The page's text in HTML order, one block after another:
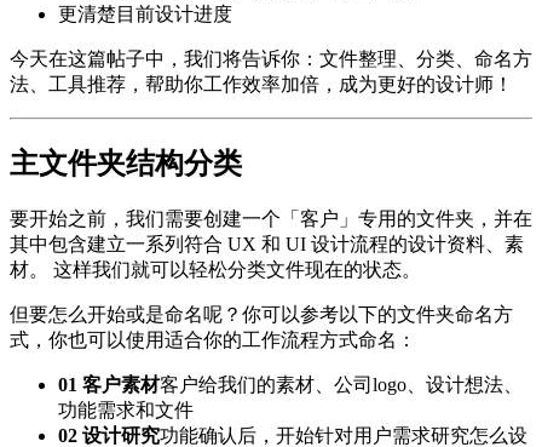
更清楚目前设计进度
今天在这篇帖子中，我们将告诉你：文件整理、分类、命名方
法、工具推荐，帮助你工作效率加倍，成为更好的设计师！
主文件夹结构分类
要开始之前，我们需要创建一个「客户」专用的文件夹，并在
其中包含建立一系列符合 UX 和 UI 设计流程的设计资料、素
材。 这样我们就可以轻松分类文件现在的状态。
但要怎么开始或是命名呢？你可以参考以下的文件夹命名方
式，你也可以使用适合你的工作流程方式命名：
01 客户素材客户给我们的素材、公司logo、设计想法、
功能需求和文件
02 设计研究功能确认后，开始针对用户需求研究怎么设